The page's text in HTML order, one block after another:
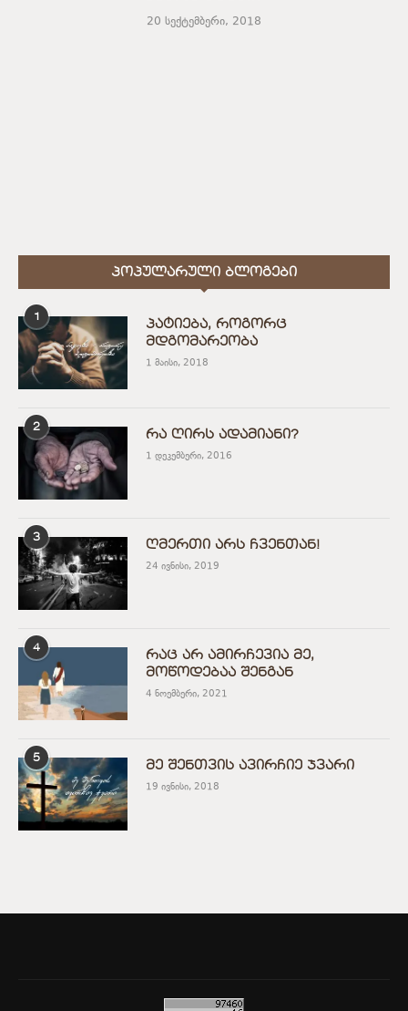
20 სექტემბერი, 2018
ᲞᲝᲞᲣᲚᲐᲠᲣᲚᲘ ᲑᲚᲝᲒᲔᲑᲘ
1
პატიება, როგორც
მდგომარეობა
1 მაისი, 2018
2
რა ღირს ადამიანი?
1 დეკემბერი, 2016
3
ღმერთი არს ჩვენთან!
24 ივნისი, 2019
4
რაც არ ამირჩევია მე,
მოწოდებაა შენგან
4 ნოემბერი, 2021
5
მე შენთვის ავირჩიე ჯვარი
19 ივნისი, 2018